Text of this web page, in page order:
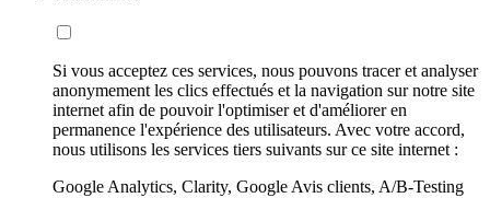
Si vous acceptez ces services, nous pouvons tracer et analyser
anonymement les clics effectués et la navigation sur notre site
internet afin de pouvoir l'optimiser et d'améliorer en
permanence l'expérience des utilisateurs. Avec votre accord,
nous utilisons les services tiers suivants sur ce site internet :
Google Analytics, Clarity, Google Avis clients, A/B-Testing